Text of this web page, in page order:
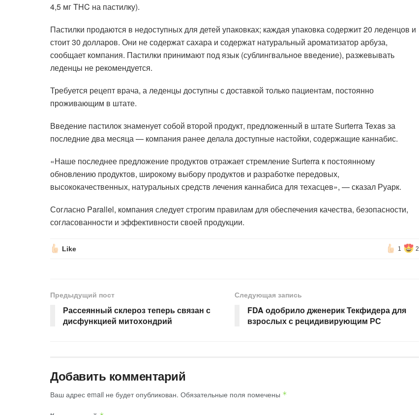
4,5 мг THC на пастилку).
Пастилки продаются в недоступных для детей упаковках; каждая упаковка содержит 20 леденцов и
стоит 30 долларов. Они не содержат сахара и содержат натуральный ароматизатор арбуза,
сообщает компания. Пастилки принимают под язык (сублингвальное введение), разжевывать
леденцы не рекомендуется.
Требуется рецепт врача, а леденцы доступны с доставкой только пациентам, постоянно
проживающим в штате.
Введение пастилок знаменует собой второй продукт, предложенный в штате Surterra Texas за
последние два месяца — компания ранее делала доступные настойки, содержащие каннабис.
«Наше последнее предложение продуктов отражает стремление Surterra к постоянному
обновлению продуктов, широкому выбору продуктов и разработке передовых,
высококачественных, натуральных средств лечения каннабиса для техасцев», — сказал Руарк.
Согласно Parallel, компания следует строгим правилам для обеспечения качества, безопасности,
согласованности и эффективности своей продукции.
Like 1 2
Предыдущий пост
Рассеянный склероз теперь связан с
дисфункцией митохондрий
Следующая запись
FDA одобрило дженерик Текфидера для
взрослых с рецидивирующим РС
Добавить комментарий
Ваш адрес email не будет опубликован. Обязательные поля помечены *